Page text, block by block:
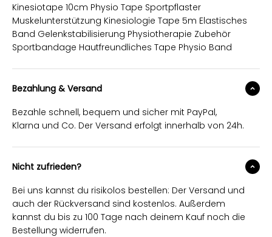
Kinesiotape 10cm Physio Tape Sportpflaster
Muskelunterstützung Kinesiologie Tape 5m Elastisches
Band Gelenkstabilisierung Physiotherapie Zubehör
Sportbandage Hautfreundliches Tape Physio Band
Bezahlung & Versand
Bezahle schnell, bequem und sicher mit PayPal,
Klarna und Co. Der Versand erfolgt innerhalb von 24h.
Nicht zufrieden?
Bei uns kannst du risikolos bestellen: Der Versand und
auch der Rückversand sind kostenlos. Außerdem
kannst du bis zu 100 Tage nach deinem Kauf noch die
Bestellung widerrufen.